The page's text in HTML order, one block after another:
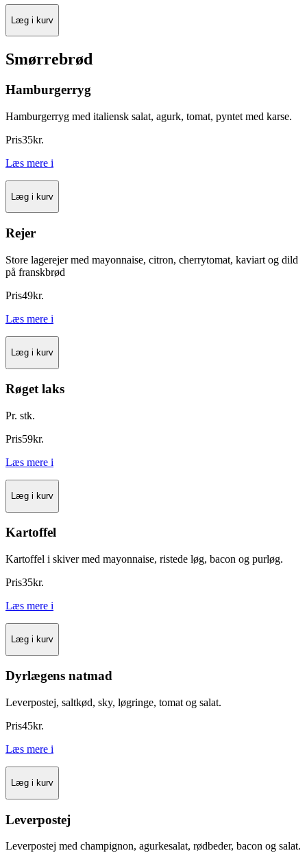
Læg i kurv
Smørrebrød
Hamburgerryg
Hamburgerryg med italiensk salat, agurk, tomat, pyntet med karse.
Pris35kr.
Læs mere i
Læg i kurv
Rejer
Store lagerejer med mayonnaise, citron, cherrytomat, kaviart og dild
på franskbrød
Pris49kr.
Læs mere i
Læg i kurv
Røget laks
Pr. stk.
Pris59kr.
Læs mere i
Læg i kurv
Kartoffel
Kartoffel i skiver med mayonnaise, ristede løg, bacon og purløg.
Pris35kr.
Læs mere i
Læg i kurv
Dyrlægens natmad
Leverpostej, saltkød, sky, løgringe, tomat og salat.
Pris45kr.
Læs mere i
Læg i kurv
Leverpostej
Leverpostej med champignon, agurkesalat, rødbeder, bacon og salat.